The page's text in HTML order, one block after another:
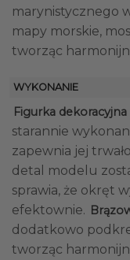
marynistycznego
mapy morskie,
tworząc
WYKONANIE
Figurka
starannie
zapewnia jej
detal modelu
sprawia, że okręt
efektownie.
dodatkowo
tworząc